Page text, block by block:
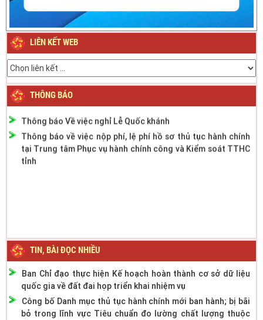
LIÊN KẾT WEB
THÔNG BÁO
Thông báo về việc nghỉ Tết Nguyên đán Bính Ngọ năm 2026
Thông báo về việc nghỉ Tết Nguyên đán Giáp Thìn năm
2024
Thông báo Lịch nghỉ Lễ Quốc khánh ngày 2/9/2023
Thông báo phân cấp công tác đăng ký phương tiện giao
thông cơ giới đường bộ
Thông báo thời gian làm việc mùa hè năm 2022
Thông báo Về việc nghỉ Lễ Quốc khánh
Thông báo về việc nộp phí, lệ phí hồ sơ thủ tục hành chính
tại Trung tâm Phục vụ hành chính công và Kiểm soát TTHC
tỉnh
TIN, BÀI ĐỌC NHIỀU
Ban Chỉ đạo thực hiện Kế hoạch hoàn thành cơ sở dữ liệu
quốc gia về đất đai họp triển khai nhiệm vụ
Công bố Danh mục thủ tục hành chính mới ban hành; bị bãi
bỏ trong lĩnh vực Tiêu chuẩn đo lường chất lượng thuộc